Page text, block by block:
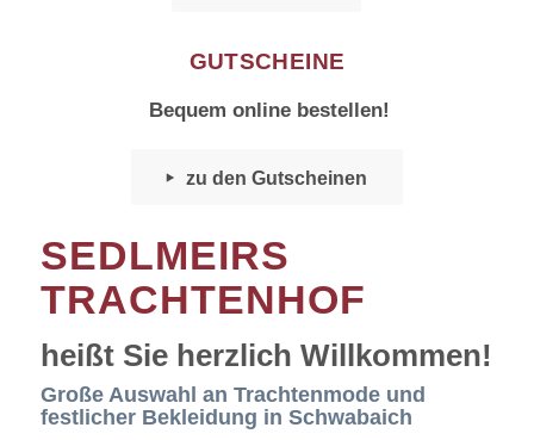
GUTSCHEINE
Bequem online bestellen!
zu den Gutscheinen
SEDLMEIRS
TRACHTENHOF
heißt Sie herzlich Willkommen!
Große Auswahl an Trachtenmode und
festlicher Bekleidung in Schwabaich